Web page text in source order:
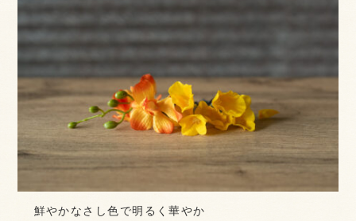
鮮やかなさし色で明るく華やか